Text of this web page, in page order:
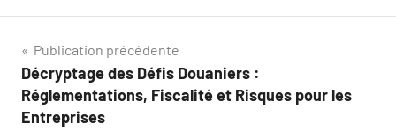
Navigation
de
l’article
Publication précédente
Décryptage des Défis Douaniers :
Réglementations, Fiscalité et Risques pour les
Entreprises